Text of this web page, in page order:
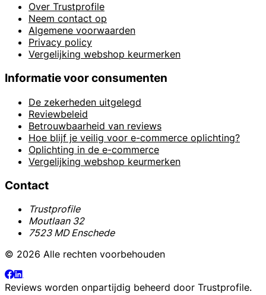
Over Trustprofile
Neem contact op
Algemene voorwaarden
Privacy policy
Vergelijking webshop keurmerken
Informatie voor consumenten
De zekerheden uitgelegd
Reviewbeleid
Betrouwbaarheid van reviews
Hoe blijf je veilig voor e-commerce oplichting?
Oplichting in de e-commerce
Vergelijking webshop keurmerken
Contact
Trustprofile
Moutlaan 32
7523 MD Enschede
© 2026 Alle rechten voorbehouden
Reviews worden onpartijdig beheerd door Trustprofile.